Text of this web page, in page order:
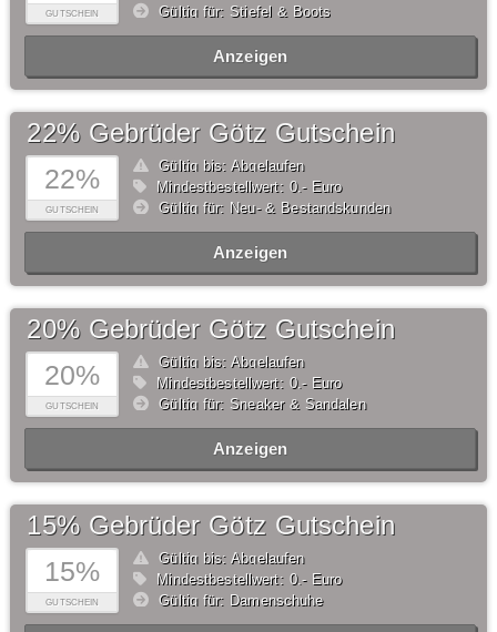
GUTSCHEIN
Gültig für: Stiefel & Boots
Anzeigen
22%
GUTSCHEIN
22% Gebrüder Götz Gutschein
Gültig bis: Abgelaufen
Mindestbestellwert: 0,- Euro
Gültig für: Neu- & Bestandskunden
Anzeigen
20%
GUTSCHEIN
20% Gebrüder Götz Gutschein
Gültig bis: Abgelaufen
Mindestbestellwert: 0,- Euro
Gültig für: Sneaker & Sandalen
Anzeigen
15%
GUTSCHEIN
15% Gebrüder Götz Gutschein
Gültig bis: Abgelaufen
Mindestbestellwert: 0,- Euro
Gültig für: Damenschuhe